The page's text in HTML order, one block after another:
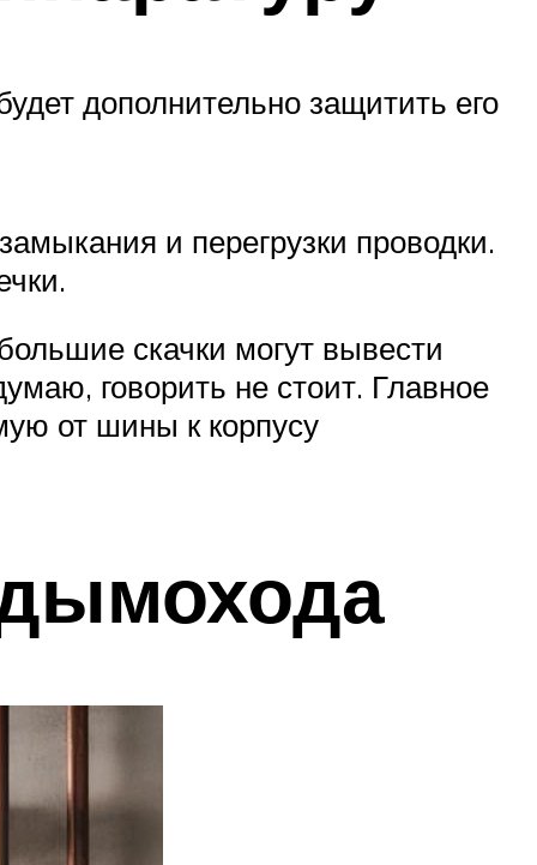
дополнительно защитить его
и перегрузки проводки.
скачки могут вывести
говорить не стоит. Главное
от шины к корпусу